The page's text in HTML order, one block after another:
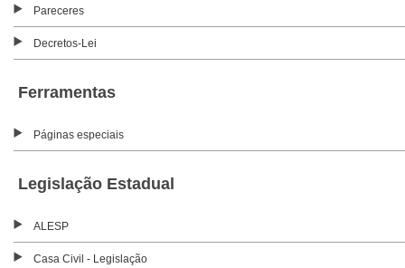
Pareceres
Decretos-Lei
Ferramentas
Páginas especiais
Legislação Estadual
ALESP
Casa Civil - Legislação